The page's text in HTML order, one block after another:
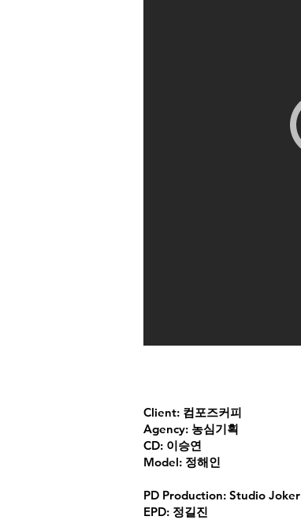
Client: 컴포즈커피
Agency: 농심기획
CD: 이승연
Model: 정해인
PD Production: Studio Joker
EPD: 정길진